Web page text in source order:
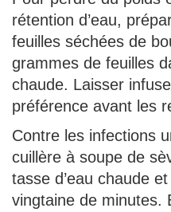
rétention d’eau,
feuilles séchées de
grammes de feuilles
chaude. Laisser
préférence avant les
Contre les infections
cuillère à soupe de
tasse d’eau chaude
vingtaine de minutes.